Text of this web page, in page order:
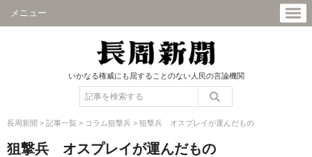
メニュー
いかなる権威にも屈することのない人民の言論機関
長周新聞 > 記事一覧 > コラム狙撃兵 > 狙撃兵 オスプレイが運んだもの
狙撃兵 オスプレイが運んだもの